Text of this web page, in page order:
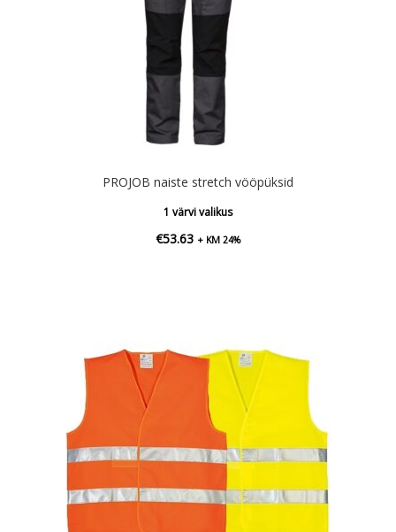
PROJOB naiste stretch vööpüksid
1 värvi valikus
€53.63 + KM 24%